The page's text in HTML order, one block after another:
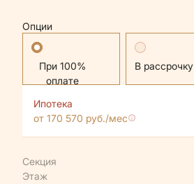
Опции
Стандартная В рассрочку
Ипотека
от 170 570 руб./мес
Секция
Этаж